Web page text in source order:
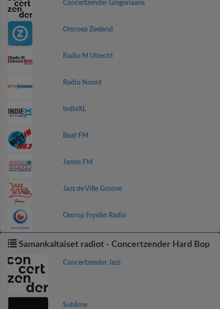
Concertzender Gregoriaans
Omroep Zeeland
Radio M Utrecht
Radio Noord
IndieXL
Beat FM
Jamm FM
Jazz de Ville Groove
Omrop Fryslân Radio
Samankaltaiset radiot - Concertzender Hard Bop
Concertzender Jazz
Sublime